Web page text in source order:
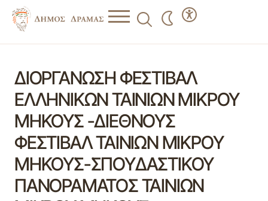
ΔΙΟΡΓΑΝΩΣΗ ΦΕΣΤΙΒΑΛ
ΕΛΛΗΝΙΚΩΝ ΤΑΙΝΙΩΝ ΜΙΚΡΟΥ
ΜΗΚΟΥΣ -ΔΙΕΘΝΟΥΣ
ΦΕΣΤΙΒΑΛ ΤΑΙΝΙΩΝ ΜΙΚΡΟΥ
ΜΗΚΟΥΣ-ΣΠΟΥΔΑΣΤΙΚΟΥ
ΠΑΝΟΡΑΜΑΤΟΣ ΤΑΙΝΙΩΝ